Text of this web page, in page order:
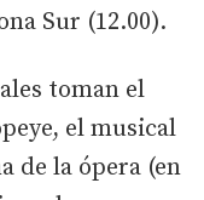
Sur (12.00).
toman el
el musical
de la ópera (en